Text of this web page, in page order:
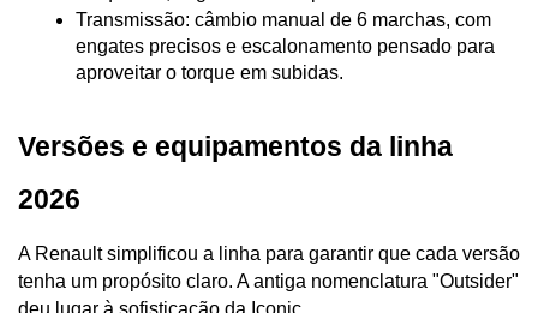
Transmissão: câmbio manual de 6 marchas, com
engates precisos e escalonamento pensado para
aproveitar o torque em subidas.
Versões e equipamentos da linha
2026
A Renault simplificou a linha para garantir que cada versão
tenha um propósito claro. A antiga nomenclatura "Outsider"